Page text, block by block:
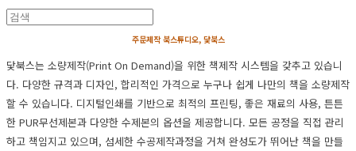
주문제작 북스튜디오, 닻북스
닻북스는 소량제작(Print On Demand)을 위한 책제작 시스템을 갖추고 있습니
다. 다양한 규격과 디자인, 합리적인 가격으로 누구나 쉽게 나만의 책을 소량제작
할 수 있습니다. 디지털인쇄를 기반으로 최적의 프린팅, 좋은 재료의 사용, 튼튼
한 PUR무선제본과 다양한 수제본의 옵션을 제공합니다. 모든 공정을 직접 관리
하고 책임지고 있으며, 섬세한 수공제작과정을 거쳐 완성도가 뛰어난 책을 만들